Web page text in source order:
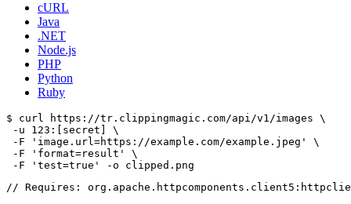
cURL
Java
.NET
Node.js
PHP
Python
Ruby
$ curl https://tr.clippingmagic.com/api/v1/images \
-u 123:[secret] \
-F 'image.url=https://example.com/example.jpeg' \
-F 'format=result' \
// Requires: